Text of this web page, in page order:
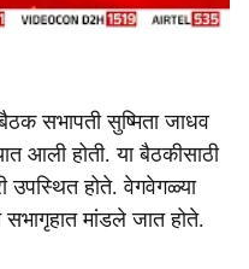
सभापती सुष्मिता जाधव
आली होती. या बैठकीसाठी
उपस्थित होते. वेगवेगळ्या
मांडले जात होते.